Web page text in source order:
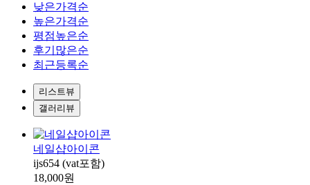
낮은가격순
높은가격순
평점높은순
후기많은순
최근등록순
리스트뷰
갤러리뷰
네일샵아이콘
ijs654 (vat포함)
18,000원